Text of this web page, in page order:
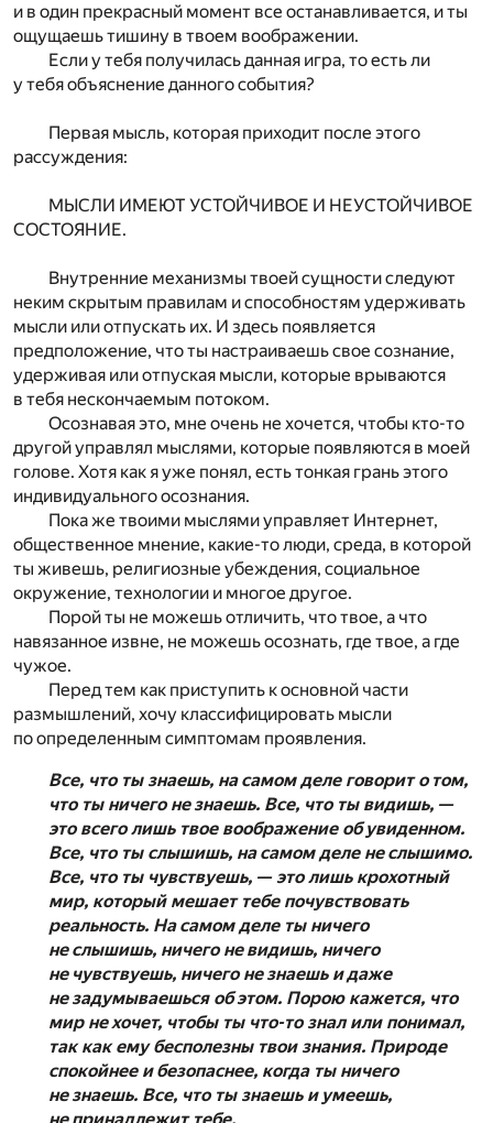
и в один прекрасный момент все останавливается, и ты
ощущаешь тишину в твоем воображении.
Если у тебя получилась данная игра, то есть ли
у тебя объяснение данного события?
Первая мысль, которая приходит после этого
рассуждения:
МЫСЛИ ИМЕЮТ УСТОЙЧИВОЕ И НЕУСТОЙЧИВОЕ
СОСТОЯНИЕ.
Внутренние механизмы твоей сущности следуют
неким скрытым правилам и способностям удерживать
мысли или отпускать их. И здесь появляется
предположение, что ты настраиваешь свое сознание,
удерживая или отпуская мысли, которые врываются
в тебя нескончаемым потоком.
Осознавая это, мне очень не хочется, чтобы кто-то
другой управлял мыслями, которые появляются в моей
голове. Хотя как я уже понял, есть тонкая грань этого
индивидуального осознания.
Пока же твоими мыслями управляет Интернет,
общественное мнение, какие-то люди, среда, в которой
ты живешь, религиозные убеждения, социальное
окружение, технологии и многое другое.
Порой ты не можешь отличить, что твое, а что
навязанное извне, не можешь осознать, где твое, а где
чужое.
Перед тем как приступить к основной части
размышлений, хочу классифицировать мысли
по определенным симптомам проявления.
Все, что ты знаешь, на самом деле говорит о том,
что ты ничего не знаешь. Все, что ты видишь, —
это всего лишь твое воображение об увиденном.
Все, что ты слышишь, на самом деле не слышимо.
Все, что ты чувствуешь, — это лишь крохотный
мир, который мешает тебе почувствовать
реальность. На самом деле ты ничего
не слышишь, ничего не видишь, ничего
не чувствуешь, ничего не знаешь и даже
не задумываешься об этом. Порою кажется, что
мир не хочет, чтобы ты что-то знал или понимал,
так как ему бесполезны твои знания. Природе
спокойнее и безопаснее, когда ты ничего
не знаешь. Все, что ты знаешь и умеешь,